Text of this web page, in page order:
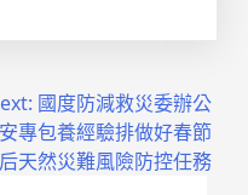
國度防減救災委辦公
專包養經驗排做好春節
天然災難風險防控任務